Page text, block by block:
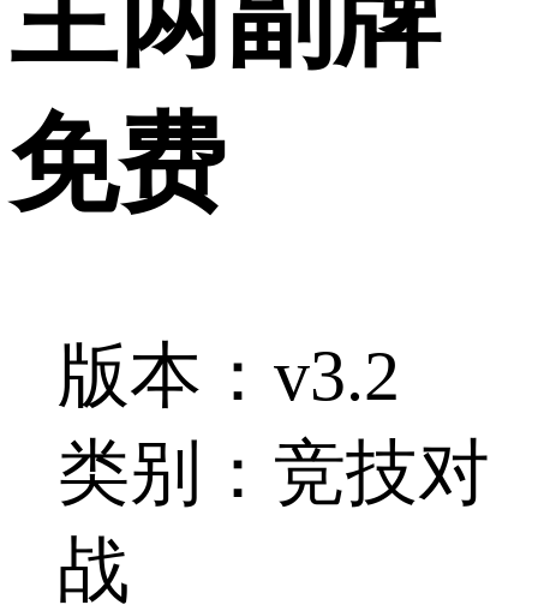
免费
版本：v3.2
类别：竞技对
战